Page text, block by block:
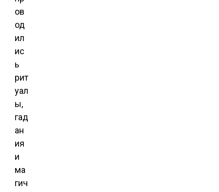
ов
од
ил
ис
ь
рит
уал
ы,
гад
ан
ия
и
ма
гич